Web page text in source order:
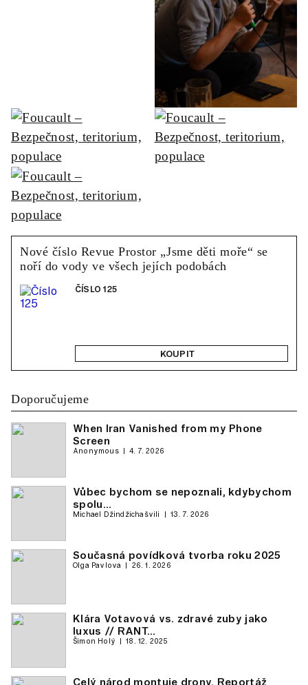
Nové číslo Revue Prostor „Jsme děti moře“ se
noří do vody ve všech jejích podobách
ČÍSLO 125
KOUPIT
Doporučujeme
When Iran Vanished from my Phone
Screen
Anonymous 4. 7. 2026
Vůbec bychom se nepoznali, kdybychom
spolu…
Michael Džindžichašvili 13. 7. 2026
Současná povídková tvorba roku 2025
Olga Pavlova 26. 1. 2026
Klára Votavová vs. zdravé zuby jako
luxus // RANT…
Šimon Holý 18. 12. 2025
Celý národ montuje drony. Reportáž